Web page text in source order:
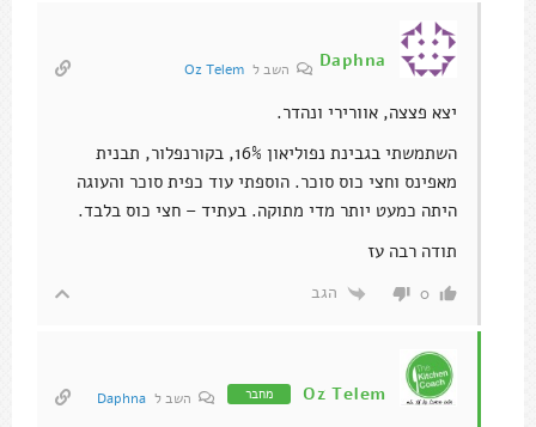
Daphna השב לOz Telem
יצא פצצה, אוורירי ונהדר.
השתמשתי בגבינת נפוליאון 16%, בקורנפלור, תבנית
מאפינס וחצי כוס סוכר. הוספתי עוד כפית סוכר והעוגה
היתה כמעט יותר מדי מתוקה. בעתיד – חצי כוס בלבד.
תודה רבה עז
0 הגב
Oz Telem מחבר השב ל Daphna